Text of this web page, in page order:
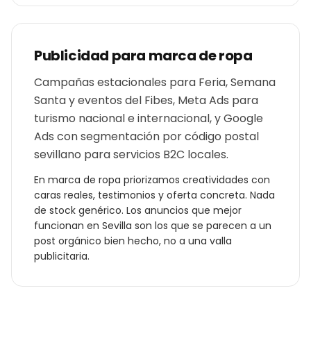
Publicidad para marca de ropa
Campañas estacionales para Feria, Semana
Santa y eventos del Fibes, Meta Ads para
turismo nacional e internacional, y Google
Ads con segmentación por código postal
sevillano para servicios B2C locales.
En marca de ropa priorizamos creatividades con
caras reales, testimonios y oferta concreta. Nada
de stock genérico. Los anuncios que mejor
funcionan en Sevilla son los que se parecen a un
post orgánico bien hecho, no a una valla
publicitaria.